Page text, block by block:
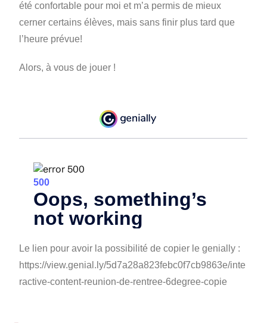
été confortable pour moi et m’a permis de mieux
cerner certains élèves, mais sans finir plus tard que
l’heure prévue!
Alors, à vous de jouer !
Le lien pour avoir la possibilité de copier le genially :
https://view.genial.ly/5d7a28a823febc0f7cb9863e/inte
ractive-content-reunion-de-rentree-6degree-copie